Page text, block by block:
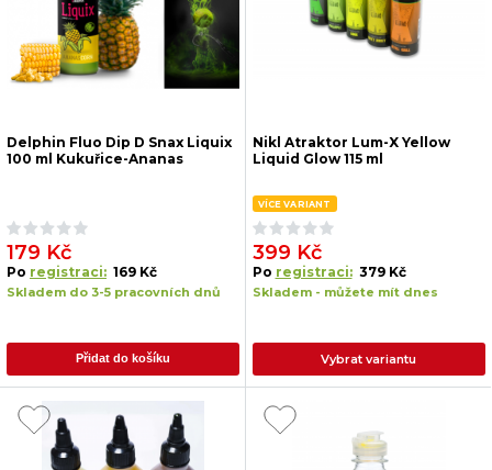
Delphin Fluo Dip D Snax Liquix
100 ml Kukuřice-Ananas
179 Kč
Po registraci: 169 Kč
Skladem do 3-5 pracovních dnů
Přidat do košíku
Nikl Atraktor Lum-X Yellow
Liquid Glow 115 ml
VÍCE VARIANT
399 Kč
Po registraci: 379 Kč
Skladem - můžete mít dnes
Vybrat variantu